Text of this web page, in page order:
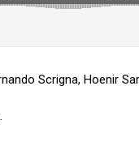
Scrigna, Hoenir